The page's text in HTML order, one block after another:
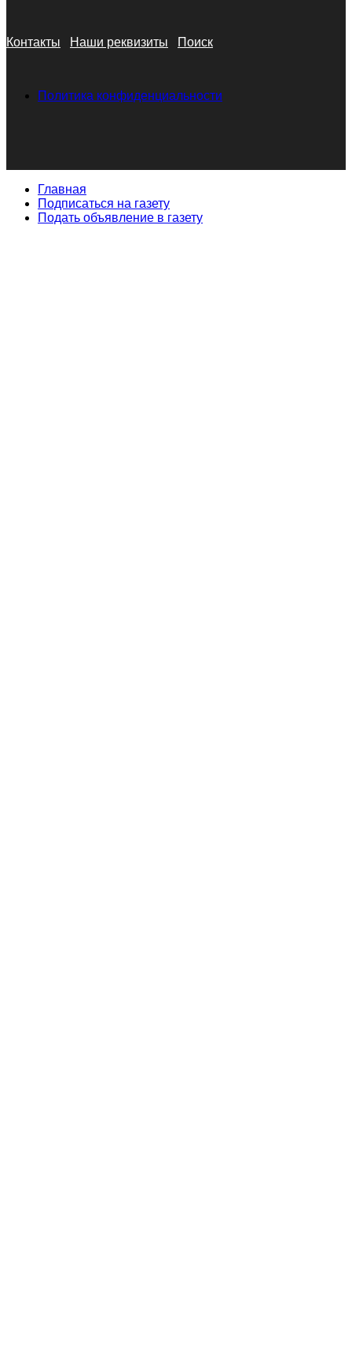
Контакты Наши реквизиты Поиск
Политика конфиденциальности
Главная
Подписаться на газету
Подать объявление в газету